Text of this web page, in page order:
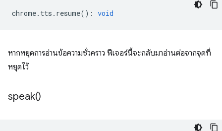
chrome. tts . resume() : void
หากหยุดการอ่านข้อความชั่วคราว ฟีเจอร์นี้จะกลับมาอ่านต่อจากจุดที่
หยุดไว้
speak()